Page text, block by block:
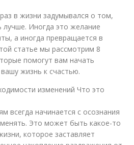
в жизни задумывался о том,
лучше. Иногда это желание
а иногда превращается в
статье мы рассмотрим 8
помогут вам начать
жизнь к счастью.
изменений Что это
всегда начинается с осознания
Это может быть какое-то
которое заставляет